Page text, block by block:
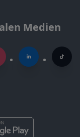
Medien